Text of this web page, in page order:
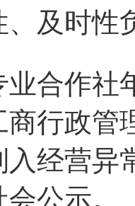
、及时性
业合作社
商行政管
入经营异
公示。